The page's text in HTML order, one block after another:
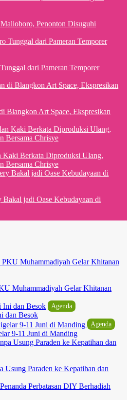
Penonton Disuguhi
dari Pameran Temporer
Blangkon Art Space, Ekspresikan
Kaki Berkata Diproduksi Ulang,
Bersama Chrisye
Bakal jadi Oase Kebudayaan di
Muhammadiyah Gelar Khitanan
Agenda
dan Besok
Agenda
9-11 Juni di Manding
Usung Paraden ke Kepatihan dan